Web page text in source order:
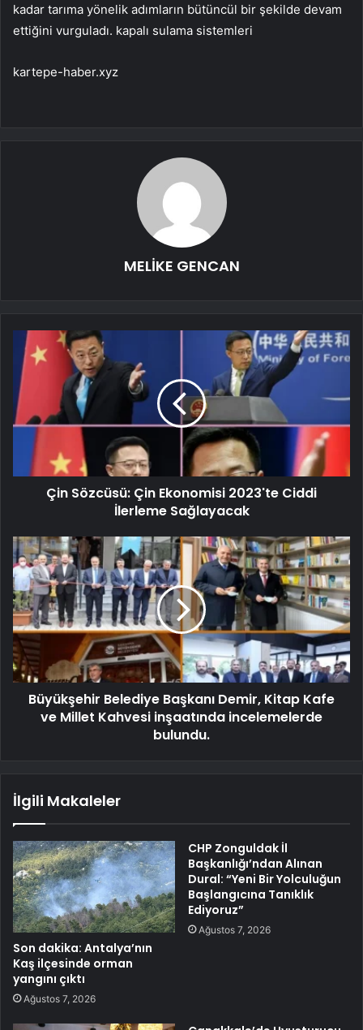
kadar tarıma yönelik adımların bütüncül bir şekilde devam
ettiğini vurguladı. kapalı sulama sistemleri
kartepe-haber.xyz
MELİKE GENCAN
Çin Sözcüsü: Çin Ekonomisi 2023'te Ciddi
İlerleme Sağlayacak
Büyükşehir Belediye Başkanı Demir, Kitap Kafe
ve Millet Kahvesi inşaatında incelemelerde
bulundu.
İlgili Makaleler
Son dakika: Antalya’nın
Kaş ilçesinde orman
yangını çıktı
Ağustos 7, 2026
CHP Zonguldak İl
Başkanlığı’ndan Alınan
Dural: “Yeni Bir Yolculuğun
Başlangıcına Tanıklık
Ediyoruz”
Ağustos 7, 2026